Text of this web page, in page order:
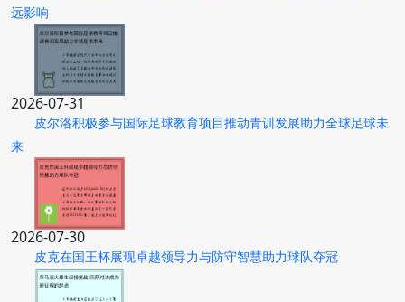
远影响
2026-07-31
皮尔洛积极参与国际足球教育项目推动青训发展助力全球足球未
来
2026-07-30
皮克在国王杯展现卓越领导力与防守智慧助力球队夺冠